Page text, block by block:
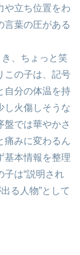
や立ち位置をわ
言葉の圧がある
、ちょっと笑
この子は、記号
自分の体温を持
し火傷しそうな
盤では華やかさ
痛みに変わるん
基本情報を整理
子は“説明され
る人物”として